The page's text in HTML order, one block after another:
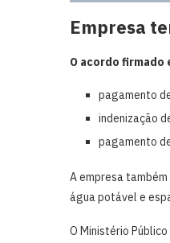
Empresa
O acordo firmado
pagamento
indenização
pagamento
A empresa
água potável e
O Ministério